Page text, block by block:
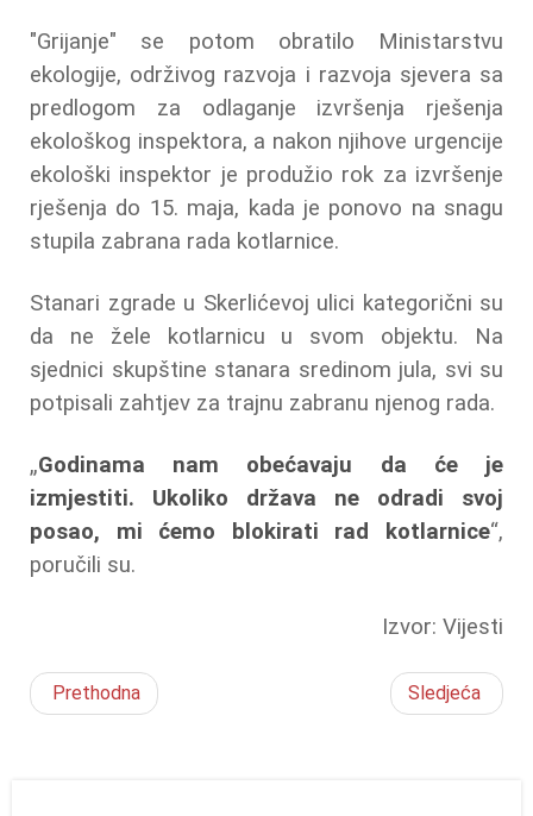
"Grijanje" se potom obratilo Ministarstvu
ekologije, održivog razvoja i razvoja sjevera sa
predlogom za odlaganje izvršenja rješenja
ekološkog inspektora, a nakon njihove urgencije
ekološki inspektor je produžio rok za izvršenje
rješenja do 15. maja, kada je ponovo na snagu
stupila zabrana rada kotlarnice.
Stanari zgrade u Skerlićevoj ulici kategorični su
da ne žele kotlarnicu u svom objektu. Na
sjednici skupštine stanara sredinom jula, svi su
potpisali zahtjev za trajnu zabranu njenog rada.
„Godinama nam obećavaju da će je
izmjestiti. Ukoliko država ne odradi svoj
posao, mi ćemo blokirati rad kotlarnice“,
poručili su.
Izvor: Vijesti
Prethodna Sledjeća